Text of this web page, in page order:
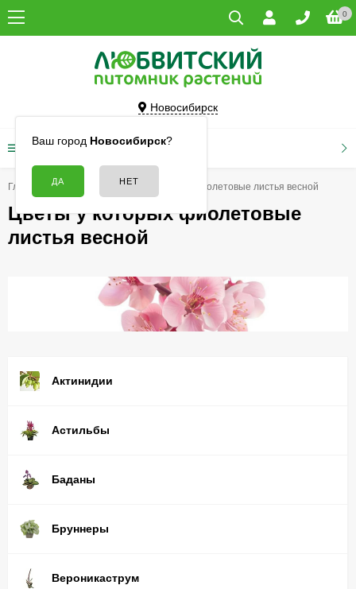
0
Новосибирск
Ваш город Новосибирск?
КАТАЛОГ ТОВАРОВ
Главная Цветы у которых фиолетовые листья весной
Цветы у которых фиолетовые
листья весной
Актинидии
Астильбы
Баданы
Бруннеры
Вероникаструм